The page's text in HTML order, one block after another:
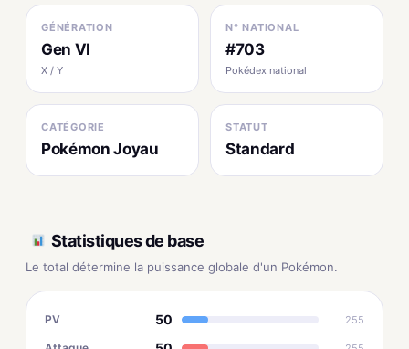
GÉNÉRATION
Gen VI
X / Y
N° NATIONAL
#703
Pokédex national
CATÉGORIE
Pokémon Joyau
STATUT
Standard
Statistiques de base
Le total détermine la puissance globale d'un Pokémon.
PV 50 255